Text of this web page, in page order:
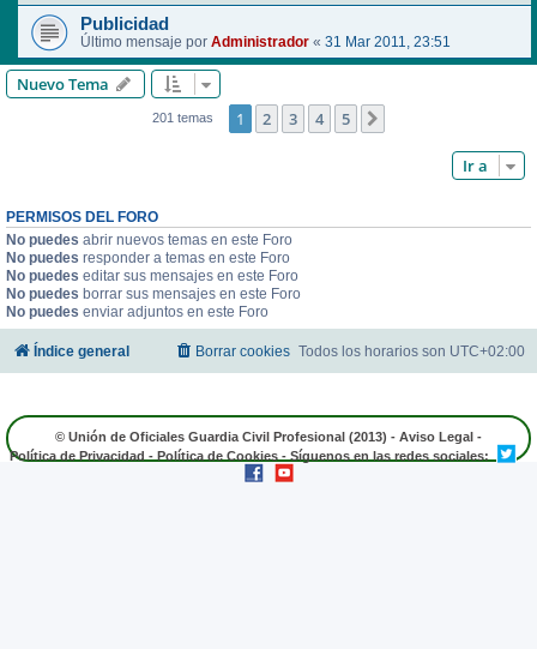
Publicidad
Último mensaje por Administrador « 31 Mar 2011, 23:51
Nuevo Tema
201 temas 1 2 3 4 5
Ir a
PERMISOS DEL FORO
No puedes abrir nuevos temas en este Foro
No puedes responder a temas en este Foro
No puedes editar sus mensajes en este Foro
No puedes borrar sus mensajes en este Foro
No puedes enviar adjuntos en este Foro
Índice general Todos los horarios son UTC+02:00
Borrar cookies
© Unión de Oficiales Guardia Civil Profesional (2013) - Aviso Legal -
Política de Privacidad - Política de Cookies - Síguenos en las redes sociales: